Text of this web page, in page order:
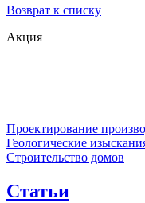
Возврат к списку
Акция
Проектирование
Геологические
Строительство домов
Статьи